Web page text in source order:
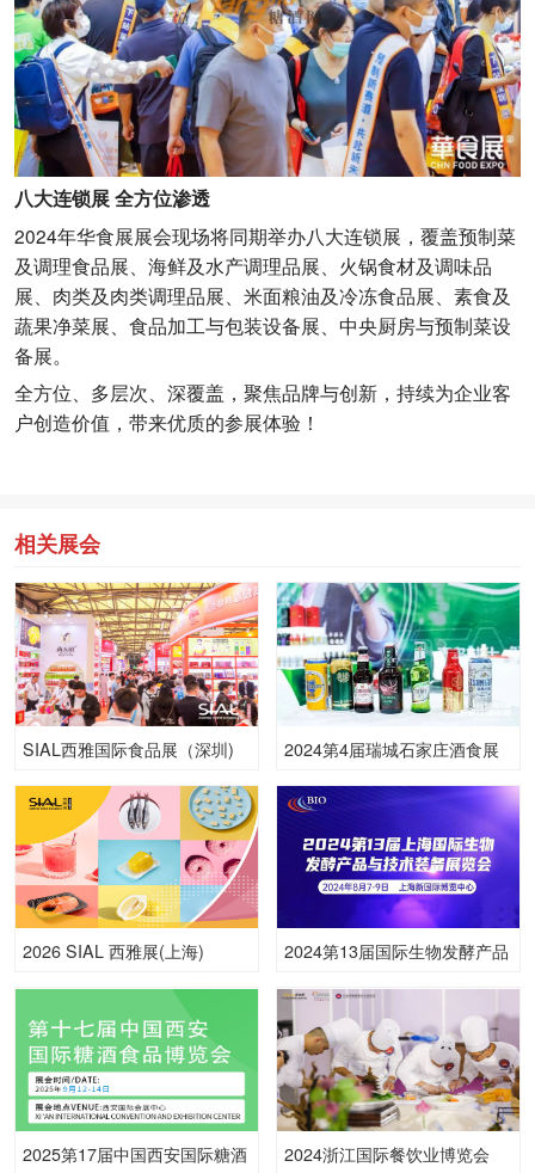
八大连锁展 全方位渗透
2024年华食展展会现场将同期举办八大连锁展，覆盖预制菜
及调理食品展、海鲜及水产调理品展、火锅食材及调味品
展、肉类及肉类调理品展、米面粮油及冷冻食品展、素食及
蔬果净菜展、食品加工与包装设备展、中央厨房与预制菜设
备展。
全方位、多层次、深覆盖，聚焦品牌与创新，持续为企业客
户创造价值，带来优质的参展体验！
相关展会
SIAL西雅国际食品展（深圳) 2024第4届瑞城石家庄酒食展
2026 SIAL 西雅展(上海)
2024第13届国际生物发酵产品
2025第17届中国西安国际糖酒 2024浙江国际餐饮业博览会